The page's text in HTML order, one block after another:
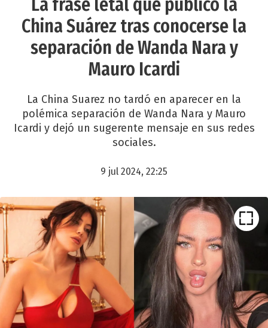
La frase letal que publicó la
China Suárez tras conocerse la
separación de Wanda Nara y
Mauro Icardi
La China Suarez no tardó en aparecer en la
polémica separación de Wanda Nara y Mauro
Icardi y dejó un sugerente mensaje en sus redes
sociales.
9 jul 2024, 22:25